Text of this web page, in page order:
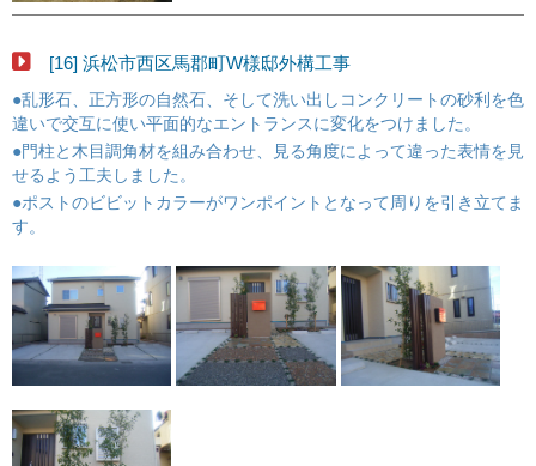
[16] 浜松市西区馬郡町W様邸外構工事
●乱形石、正方形の自然石、そして洗い出しコンクリートの砂利を色
違いで交互に使い平面的なエントランスに変化をつけました。
●門柱と木目調角材を組み合わせ、見る角度によって違った表情を見
せるよう工夫しました。
●ポストのビビットカラーがワンポイントとなって周りを引き立てま
す。